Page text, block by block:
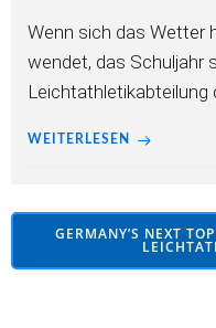
Wenn sich das Wetter
wendet, das Schuljahr
Leichtathletikabteilung
WEITERLESEN
GERMANY’S NEXT